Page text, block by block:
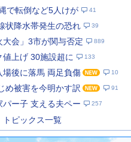
で転倒など5人けが 41
状降水帯発生の恐れ 39
大会」3市が関与否定 889
値上げ 30施設超に 133
場後に落馬 両足負傷 10
め被害を今明かす訳 91
パー子 支える夫ペー 257
トピックス一覧